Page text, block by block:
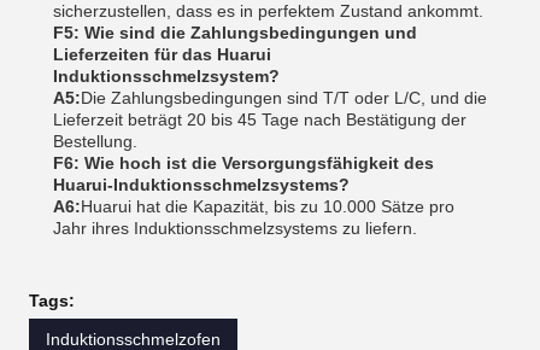
sicherzustellen, dass es in perfektem Zustand ankommt.
F5: Wie sind die Zahlungsbedingungen und
Lieferzeiten für das Huarui
Induktionsschmelzsystem?
A5:Die Zahlungsbedingungen sind T/T oder L/C, und die
Lieferzeit beträgt 20 bis 45 Tage nach Bestätigung der
Bestellung.
F6: Wie hoch ist die Versorgungsfähigkeit des
Huarui-Induktionsschmelzsystems?
A6:Huarui hat die Kapazität, bis zu 10.000 Sätze pro
Jahr ihres Induktionsschmelzsystems zu liefern.
Tags:
Induktionsschmelzofen